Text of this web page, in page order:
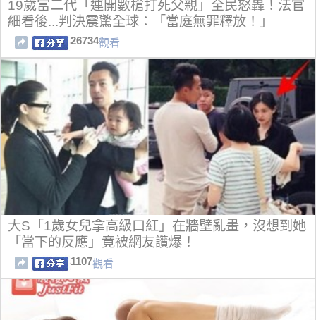
19歲富二代「連開數槍打死父親」全民怒轟！法官
細看後...判決震驚全球：「當庭無罪釋放！」
26734觀看
大S「1歲女兒拿高級口紅」在牆壁亂畫，沒想到她
「當下的反應」竟被網友讚爆！
1107觀看